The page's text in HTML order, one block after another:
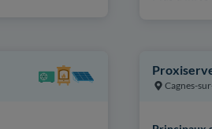
Cagnes-